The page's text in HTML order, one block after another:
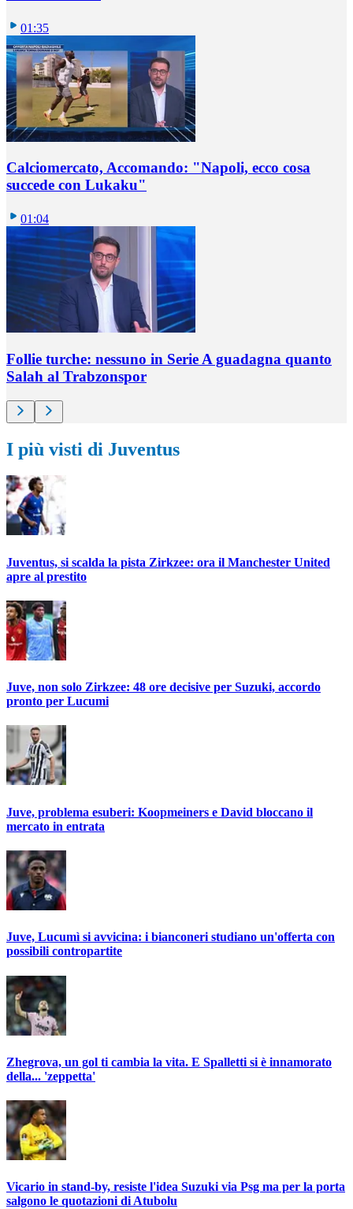
01:35
Calciomercato, Accomando: "Napoli, ecco cosa
succede con Lukaku"
01:04
Follie turche: nessuno in Serie A guadagna quanto
Salah al Trabzonspor
I più visti di Juventus
Juventus, si scalda la pista Zirkzee: ora il Manchester United
apre al prestito
Juve, non solo Zirkzee: 48 ore decisive per Suzuki, accordo
pronto per Lucumi
Juve, problema esuberi: Koopmeiners e David bloccano il
mercato in entrata
Juve, Lucumì si avvicina: i bianconeri studiano un'offerta con
possibili contropartite
Zhegrova, un gol ti cambia la vita. E Spalletti si è innamorato
della... 'zeppetta'
Vicario in stand-by, resiste l'idea Suzuki via Psg ma per la porta
salgono le quotazioni di Atubolu